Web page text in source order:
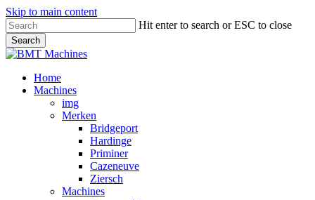
Skip to main content
Hit enter to search or ESC to close
Search
Close
Bekijk
onze
Home
Machines
img
Merken
Bridgeport
Hardinge
Priminer
Cazeneuve
Ziersch
Machines